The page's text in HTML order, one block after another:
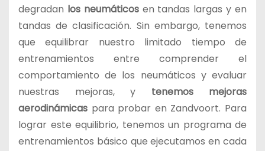
degradan los neumáticosen tandas largas y en
tandas de clasificación. Sin embargo, tenemos
que equilibrar nuestro limitado tiempo de
entrenamientos entre comprender el
comportamiento de los neumáticos y evaluar
nuestras mejoras, y tenemos mejoras
aerodinámicas para probar en Zandvoort. Para
lograr este equilibrio, tenemos un programa de
entrenamientos básico que ejecutamos en cada